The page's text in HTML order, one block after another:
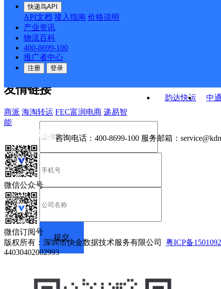
快递鸟API
API文档 接入指南 价格说明
产业资讯
物流百科
400-8699-100
推广者中心
注册 登录
韵达快运
中
关于我们
公司介绍 企业动态
合作伙伴 快递鸟接口服务协议
户隐私政策
友情链接
商派 海淘转运 FEC富润电商 递易智
能
咨询电话： 400-8699-100 服务邮箱：
微信公众号
微信订阅号
版权所有：深圳市快金数据技术服务有限公司 粤ICP备
44030402002993